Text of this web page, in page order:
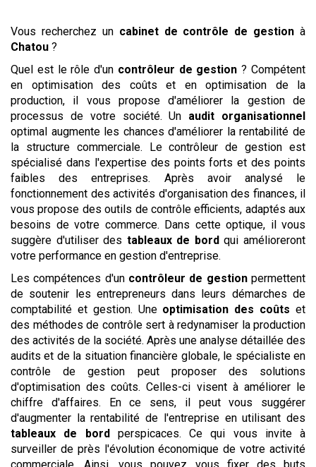
Vous recherchez un cabinet de contrôle de gestion à
Chatou ?
Quel est le rôle d'un contrôleur de gestion ? Compétent
en optimisation des coûts et en optimisation de la
production, il vous propose d'améliorer la gestion de
processus de votre société. Un audit organisationnel
optimal augmente les chances d'améliorer la rentabilité de
la structure commerciale. Le contrôleur de gestion est
spécialisé dans l'expertise des points forts et des points
faibles des entreprises. Après avoir analysé le
fonctionnement des activités d'organisation des finances, il
vous propose des outils de contrôle efficients, adaptés aux
besoins de votre commerce. Dans cette optique, il vous
suggère d'utiliser des tableaux de bordqui amélioreront
votre performance en gestion d'entreprise.
Les compétences d'un contrôleur de gestionpermettent
de soutenir les entrepreneurs dans leurs démarches de
comptabilité et gestion. Une optimisation des coûts et
des méthodes de contrôle sert à redynamiser la production
des activités de la société. Après une analyse détaillée des
audits et de la situation financière globale, le spécialiste en
contrôle de gestion peut proposer des solutions
d'optimisation des coûts. Celles-ci visent à améliorer le
chiffre d'affaires. En ce sens, il peut vous suggérer
d'augmenter la rentabilité de l'entreprise en utilisant des
tableaux de bordperspicaces. Ce qui vous invite à
surveiller de près l'évolution économique de votre activité